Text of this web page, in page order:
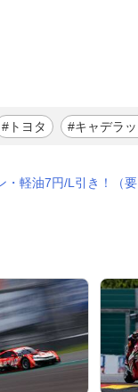
#トヨタ #キャデラッ
・軽油7円/L引き！（